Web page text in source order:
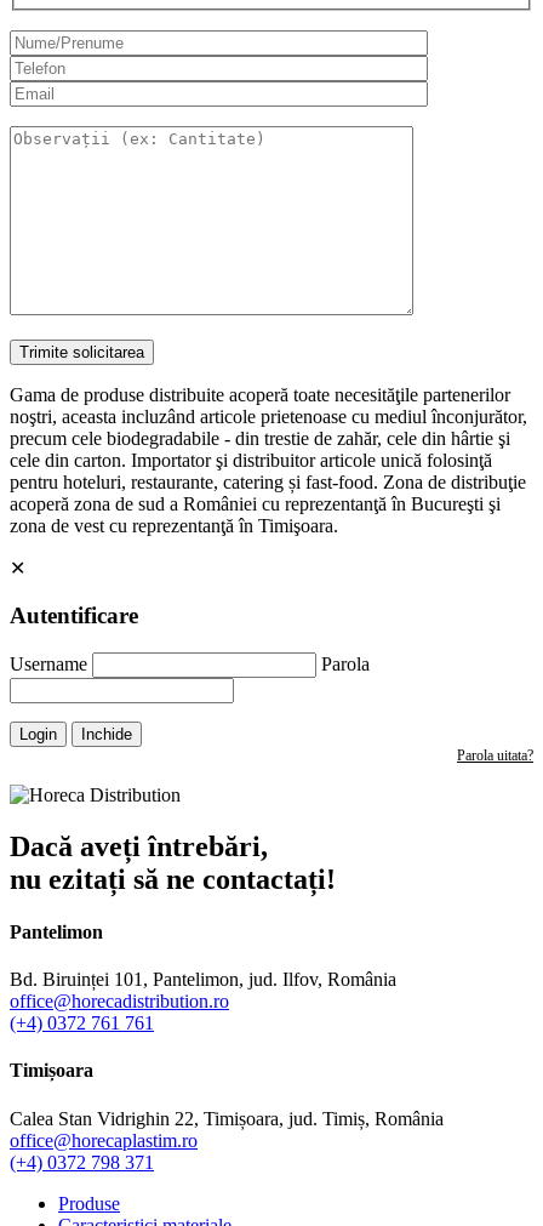
Gama de produse distribuite acoperă toate necesităţile partenerilor
noştri, aceasta incluzând articole prietenoase cu mediul înconjurător,
precum cele biodegradabile - din trestie de zahăr, cele din hârtie şi
cele din carton. Importator şi distribuitor articole unică folosinţă
pentru hoteluri, restaurante, catering și fast-food. Zona de distribuţie
acoperă zona de sud a României cu reprezentanţă în Bucureşti şi
zona de vest cu reprezentanţă în Timişoara.
✕
Autentificare
Username Parola
Login Inchide
Parola uitata?
Dacă aveți întrebări,
nu ezitați să ne contactați!
Pantelimon
Bd. Biruinței 101, Pantelimon, jud. Ilfov, România
office@horecadistribution.ro
(+4) 0372 761 761
Timișoara
Calea Stan Vidrighin 22, Timișoara, jud. Timiș, România
office@horecaplastim.ro
(+4) 0372 798 371
Produse